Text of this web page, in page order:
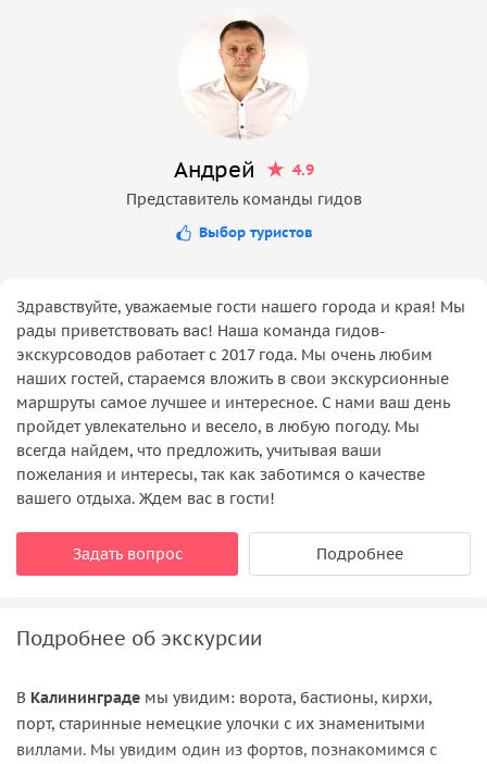
Андрей
4.9
Представитель команды гидов
Выбор туристов
Здравствуйте, уважаемые гости нашего города и края! Мы
рады приветствовать вас! Наша команда гидов-
экскурсоводов работает с 2017 года. Мы очень любим
наших гостей, стараемся вложить в свои экскурсионные
маршруты самое лучшее и интересное. С нами ваш день
пройдет увлекательно и весело, в любую погоду. Мы
всегда найдем, что предложить, учитывая ваши
пожелания и интересы, так как заботимся о качестве
вашего отдыха. Ждем вас в гости!
Задать вопрос Подробнее
Подробнее об экскурсии
В Калининграде мы увидим: ворота, бастионы, кирхи,
порт, старинные немецкие улочки с их знаменитыми
виллами. Мы увидим один из фортов, познакомимся с